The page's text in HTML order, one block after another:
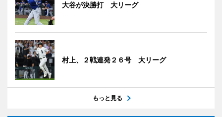
大谷が決勝打 大リーグ
村上、２戦連発２６号 大リーグ
もっと見る